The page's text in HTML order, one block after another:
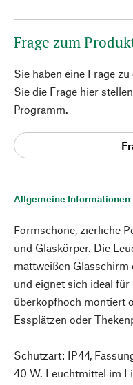
Allgemeine Informationen
Formschöne, zierliche
und Glaskörper. Die
mattweißen
und eignet sich ideal
überkopfhoch montiert
Essplätzen oder
Schutzart: IP44,
40 W. Leuchtmittel im
Frage zum
Sie haben eine Frage
Sie die Frage hier
Programm.